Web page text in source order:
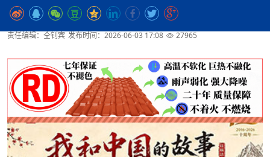
责任编辑：仝钊宾 发布时间：2026-06-03 17:08 27965